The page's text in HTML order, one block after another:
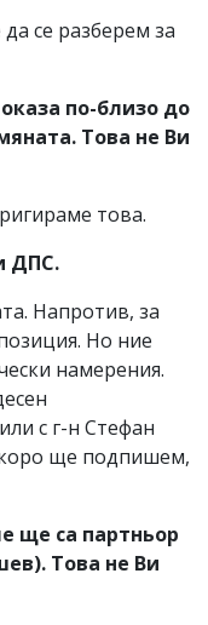
се разберем за
по-близо до
Това не Ви
това.
ДПС.
Напротив, за
Но ние
намерения.
с г-н Стефан
ще подпишем,
ще са партньор
Това не Ви